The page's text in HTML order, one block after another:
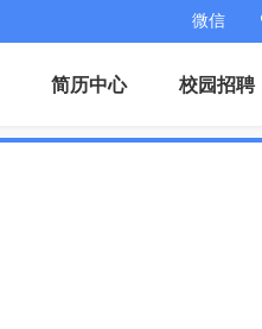
微信
简历中心 校园招聘